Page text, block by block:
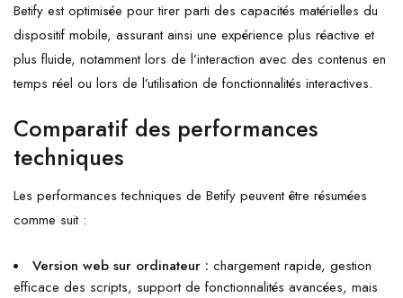
Betify est optimisée pour tirer parti des capacités matérielles du
dispositif mobile, assurant ainsi une expérience plus réactive et
plus fluide, notamment lors de l’interaction avec des contenus en
temps réel ou lors de l’utilisation de fonctionnalités interactives.
Comparatif des performances
techniques
Les performances techniques de Betify peuvent être résumées
comme suit :
Version web sur ordinateur : chargement rapide, gestion
efficace des scripts, support de fonctionnalités avancées, mais